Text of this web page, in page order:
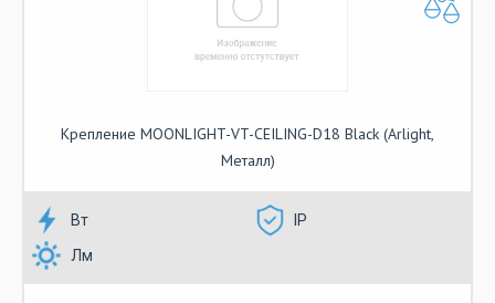
Крепление MOONLIGHT-VT-CEILING-D18 Black (Arlight,
Металл)
Вт
IP
Лм